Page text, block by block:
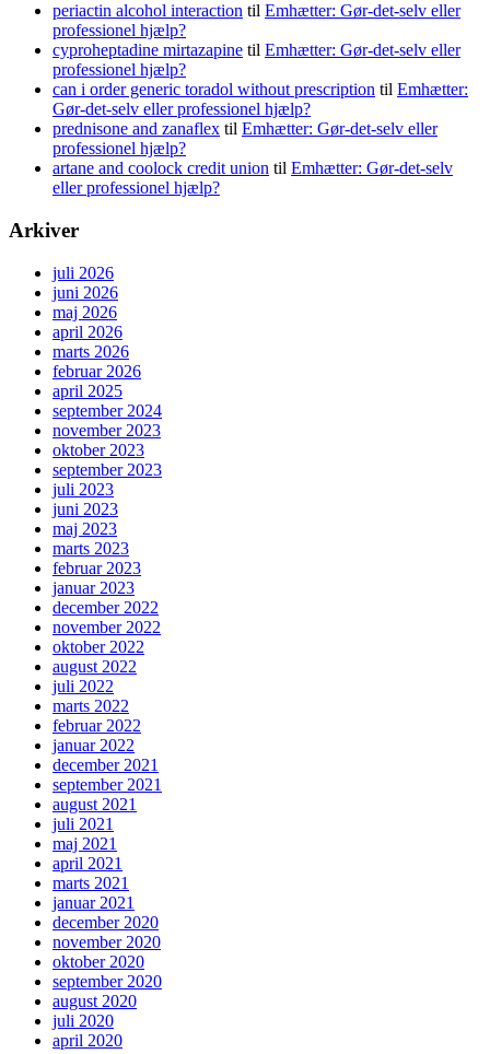
periactin alcohol interaction til Emhætter: Gør-det-selv eller
professionel hjælp?
cyproheptadine mirtazapine til Emhætter: Gør-det-selv eller
professionel hjælp?
can i order generic toradol without prescription til Emhætter:
Gør-det-selv eller professionel hjælp?
prednisone and zanaflex til Emhætter: Gør-det-selv eller
professionel hjælp?
artane and coolock credit union til Emhætter: Gør-det-selv
eller professionel hjælp?
Arkiver
juli 2026
juni 2026
maj 2026
april 2026
marts 2026
februar 2026
april 2025
september 2024
november 2023
oktober 2023
september 2023
juli 2023
juni 2023
maj 2023
marts 2023
februar 2023
januar 2023
december 2022
november 2022
oktober 2022
august 2022
juli 2022
marts 2022
februar 2022
januar 2022
december 2021
september 2021
august 2021
juli 2021
maj 2021
april 2021
marts 2021
januar 2021
december 2020
november 2020
oktober 2020
september 2020
august 2020
juli 2020
april 2020